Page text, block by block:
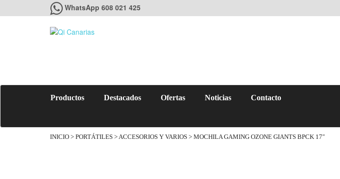
WhatsApp 608 021 425
Productos Destacados Ofertas Noticias Contacto
INICIO > PORTÁTILES >ACCESORIOS Y VARIOS > MOCHILA GAMING OZONE GIANTS BPCK 17″